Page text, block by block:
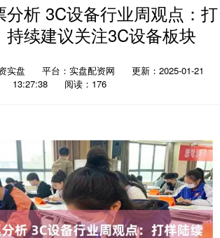
分析 3C设备行业周观点：打
持续建议关注3C设备板块
实盘 平台：实盘配资网
更新：2025-01-21
13:27:38
阅读：176